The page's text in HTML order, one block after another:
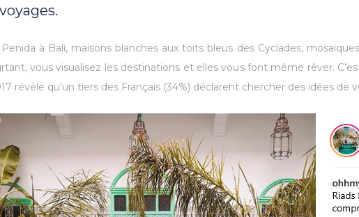
à Bali, maisons blanches aux toits bleus des Cyclades,
vous visualisez les destinations et elles vous font même rêver.
révèle qu’un tiers des Français (34%) déclarent chercher des idées de